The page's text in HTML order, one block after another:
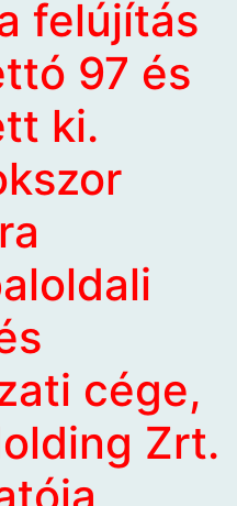
felújítás
97 és
ki.
cége,
Zrt.